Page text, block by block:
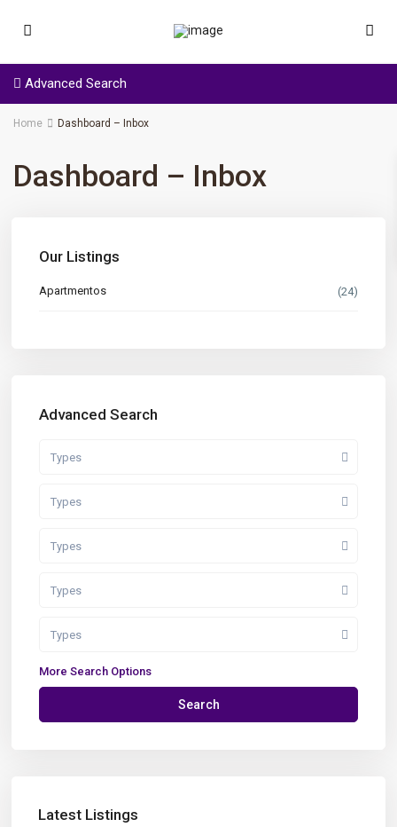
Advanced Search
Home Dashboard – Inbox
Dashboard – Inbox
Our Listings
Apartmentos (24)
Advanced Search
Types
Types
Types
Types
Types
More Search Options
Search
Latest Listings